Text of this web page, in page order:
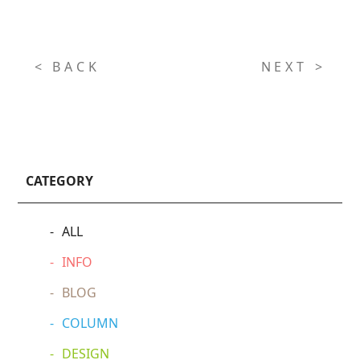
< BACK NEXT >
CATEGORY
ALL
INFO
BLOG
COLUMN
DESIGN